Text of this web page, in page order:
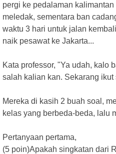
pergi ke pedalaman
meledak, sementara ban
waktu 3 hari untuk jalan
naik pesawat ke Jakarta...
Kata professor, "Ya udah, kalo
salah kalian kan. Sekarang ikut
Mereka di kasih 2 buah soal,
kelas yang berbeda-beda, lalu
Pertanyaan pertama,
(5 poin)Apakah singkatan dari